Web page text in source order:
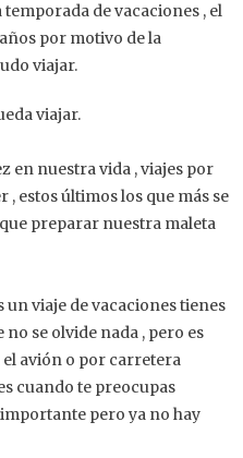
de vacaciones , el
por motivo de la
viajar.
viajar.
en nuestra vida , viajes por
, estos últimos los que más se
preparar nuestra maleta
un viaje de vacaciones tienes
se olvide nada , pero es
avión o por carretera
cuando te preocupas
pero ya no hay